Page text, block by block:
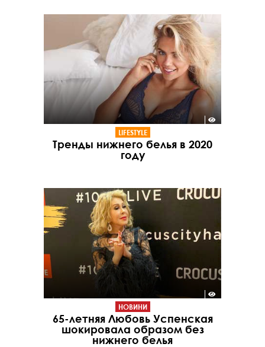
LIFESTYLE
Тренды нижнего белья в 2020
году
НОВИНИ
65-летняя Любовь Успенская
шокировала образом без
нижнего белья